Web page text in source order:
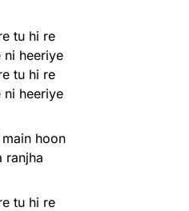
tu hi re
ni heeriye
tu hi re
ni heeriye
hoon
ranjha
tu hi re